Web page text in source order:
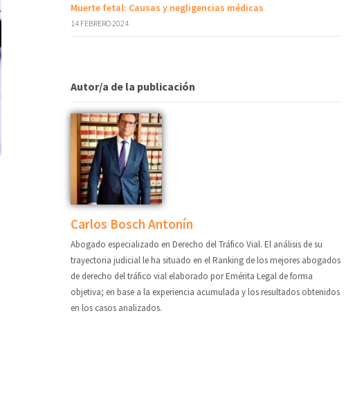
Muerte fetal: Causas y negligencias médicas
14 FEBRERO 2024
Autor/a de la publicación
Carlos Bosch Antonín
Abogado especializado en Derecho del Tráfico Vial. El análisis de su
trayectoria judicial le ha situado en el Ranking de los mejores abogados
de derecho del tráfico vial elaborado por Emérita Legal de forma
objetiva; en base a la experiencia acumulada y los resultados obtenidos
en los casos analizados.